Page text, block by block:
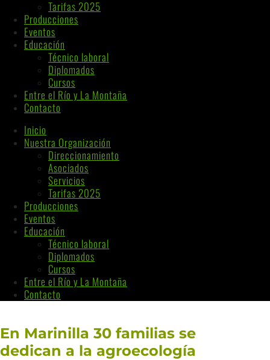
Tarifas 2025
Producciones
Eventos
Educación
Técnico laboral
Diplomados
Cursos
Entre el Río y La Montaña
Contacto
Inicio
Nuestra Organización
Direccionamiento
Asociados
Servicios
Tarifas 2025
Producciones
Eventos
Educación
Técnico laboral
Diplomados
Cursos
Entre el Río y La Montaña
Contacto
En Marinilla 30 familias se
dedican a la agroecología